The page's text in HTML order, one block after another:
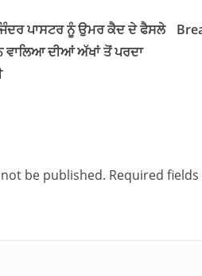
ਪਾਸਟਰ ਨੂੰ ਉਮਰ ਕੈਦ ਦੇ ਫੈਸਲੇ
ਵਾਲਿਆ ਦੀਆਂ ਅੱਖਾਂ ਤੋਂ ਪਰਦਾ
be published. Required